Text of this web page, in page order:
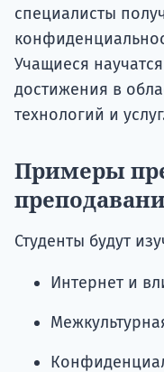
специалисты
Учащиеся
достижения в
технологий и
Примеры
Студенты будут
Интернет и